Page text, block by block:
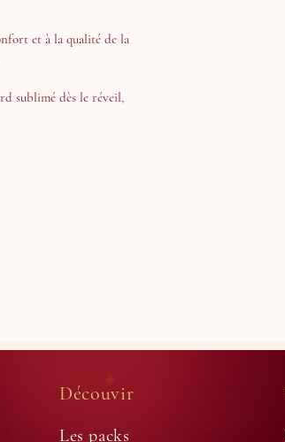
et à la qualité de la
sublimé dès le réveil,
Découvir
Les packs